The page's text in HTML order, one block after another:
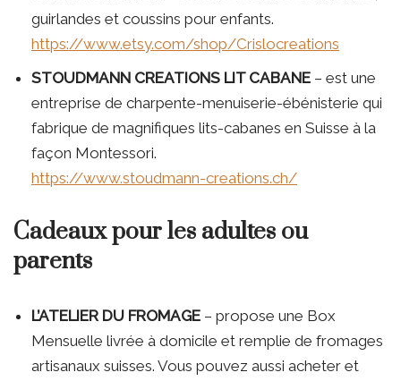
guirlandes et coussins pour enfants.
https://www.etsy.com/shop/Crislocreations
STOUDMANN CREATIONS LIT CABANE – est une
entreprise de charpente-menuiserie-ébénisterie qui
fabrique de magnifiques lits-cabanes en Suisse à la
façon Montessori.
https://www.stoudmann-creations.ch/
Cadeaux pour les adultes ou
parents
L’ATELIER DU FROMAGE – propose une Box
Mensuelle livrée à domicile et remplie de fromages
artisanaux suisses. Vous pouvez aussi acheter et